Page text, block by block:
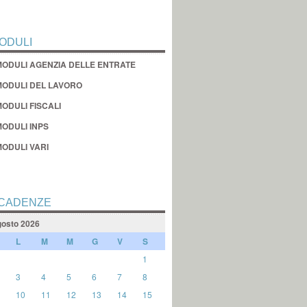
AGENZIA DELLE ENTRATE
DEL LAVORO
FISCALI
INPS
VARI
2026
L M M G V S
1
3 4 5 6 7
8
10 11 12 13 14
15